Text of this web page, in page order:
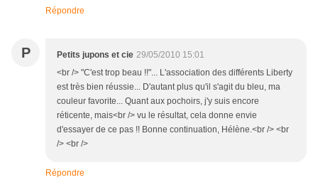
Répondre
P Petits jupons et cie 29/05/2010 15:01
<br /> "C'est trop beau !!"... L'association des différents Liberty
est très bien réussie... D'autant plus qu'il s'agit du bleu, ma
couleur favorite... Quant aux pochoirs, j'y suis encore
réticente, mais<br /> vu le résultat, cela donne envie
d'essayer de ce pas !! Bonne continuation, Hélène.<br /> <br
/> <br />
Répondre